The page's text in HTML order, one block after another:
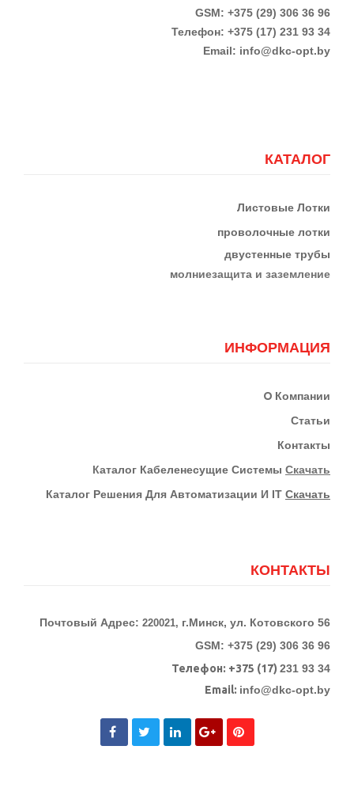
GSM: +375 (29) 306 36 96
Телефон: +375 (17) 231 93 34
Email: info@dkc-opt.by
КАТАЛОГ
Листовые Лотки
проволочные лотки
двустенные трубы
молниезащита и заземление
ИНФОРМАЦИЯ
О Компании
Статьи
Контакты
КАталог Кабеленесущие Системы Скачать
Каталог Решения Для Автоматизации И IT Скачать
КОНТАКТЫ
Почтовый Адрес: 220021, г.Минск, ул. Котовского 56
GSM: +375 (29) 306 36 96
Телефон: +375 (17) 231 93 34
Email: info@dkc-opt.by